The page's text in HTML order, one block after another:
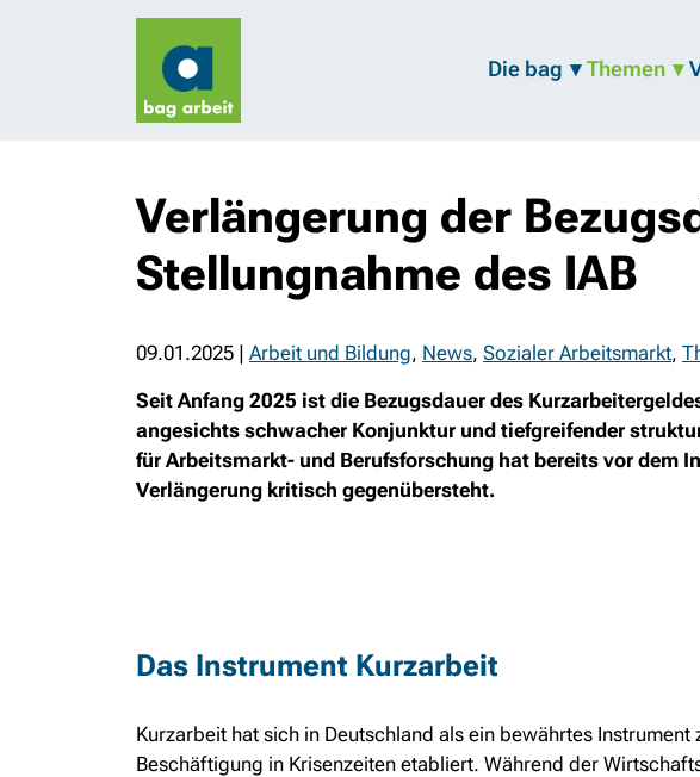
Die bag Themen
Verlängerung der
Stellungnahme des IAB
09.01.2025 | Arbeit und Bildung, News, Sozialer Arbeitsmarkt,
Seit Anfang 2025 ist die Bezugsdauer des
angesichts schwacher Konjunktur und tiefgreifender
für Arbeitsmarkt- und Berufsforschung hat bereits vor dem
Verlängerung kritisch gegenübersteht.
Das Instrument Kurzarbeit
Kurzarbeit hat sich in Deutschland als ein bewährtes
Beschäftigung in Krisenzeiten etabliert. Während der